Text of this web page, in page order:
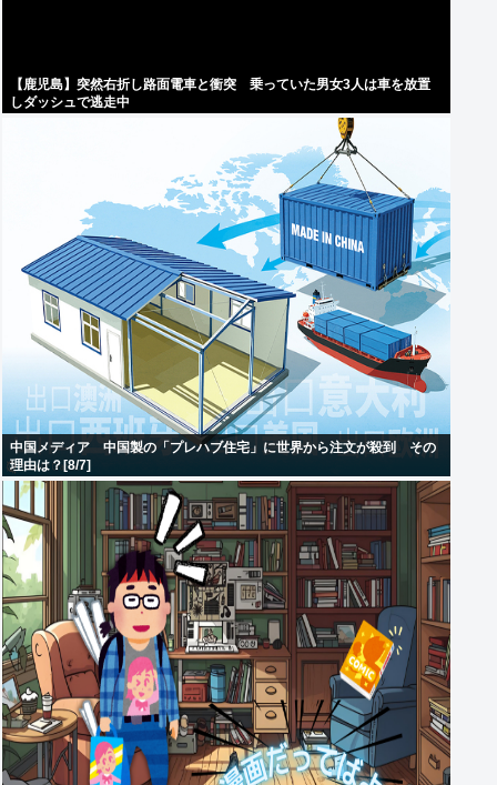
【鹿児島】突然右折し路面電車と衝突 乗っていた男女3人は車を放置
しダッシュで逃走中
中国メディア 中国製の「プレハブ住宅」に世界から注文が殺到 その
理由は？[8/7]